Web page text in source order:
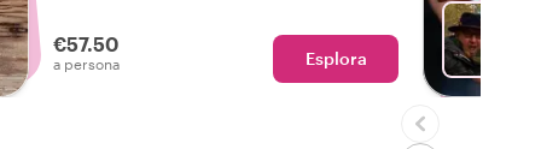
€57.50
a persona Esplora